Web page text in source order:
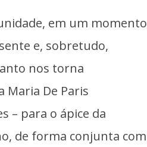
em um momento
e, sobretudo,
nos torna
Maria De Paris
– para o ápice da
de forma conjunta com